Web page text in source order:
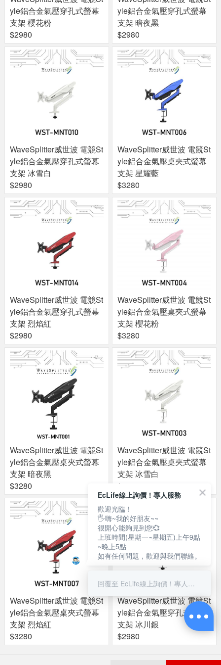
yle鋁合金氣壓穿孔式螢幕
支架 櫻花粉
$2980
yle鋁合金氣壓穿孔式螢幕
支架 暗夜黑
$2980
WaveSplitter威世波 電競St
yle鋁合金氣壓穿孔式螢幕
支架 冰雪白
$2980
WaveSplitter威世波 電競St
yle鋁合金氣壓桌夾式螢幕
支架 星耀藍
$3280
WaveSplitter威世波 電競St
yle鋁合金氣壓穿孔式螢幕
支架 烈焰紅
$2980
WaveSplitter威世波 電競St
yle鋁合金氣壓桌夾式螢幕
支架 櫻花粉
$3280
WaveSplitter威世波 電競St
yle鋁合金氣壓桌夾式螢幕
支架 暗夜黑
$3280
WaveSplitter威世波 電競St
yle鋁合金氣壓桌夾式螢幕
支架 冰雪白
$3280
WaveSplitter威世波 電競St
yle鋁合金氣壓桌夾式螢幕
支架 烈焰紅
$3280
WaveSplitter威世波 電競St
yle鋁合金氣壓穿孔式螢幕
支架 冰川銀
$2980
EcLife線上詢價！專人服務
歡迎光臨！
🖐嗨~我的好朋友~~
很開心能夠見到您💞
上班時間(星期一~星期五)上午9點
~晚上5點
如有任何問題，歡迎與我們聯絡。
回覆至 EcLife線上詢價！專人服務